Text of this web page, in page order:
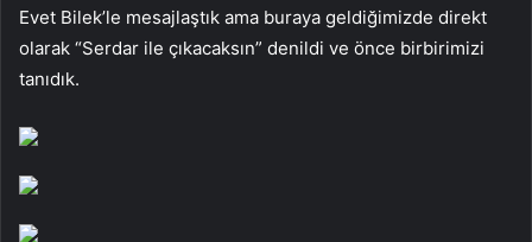
Evet Bilek’le mesajlaştık ama buraya geldiğimizde direkt
olarak “Serdar ile çıkacaksın” denildi ve önce birbirimizi
tanıdık.